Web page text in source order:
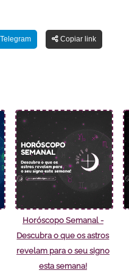
Copiar link
Horóscopo Semanal -
Descubra o que os astros
revelam para o seu signo
esta semana!